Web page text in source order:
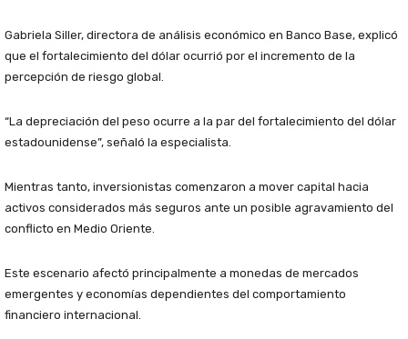
Gabriela Siller, directora de análisis económico en Banco Base, explicó
que el fortalecimiento del dólar ocurrió por el incremento de la
percepción de riesgo global.
“La depreciación del peso ocurre a la par del fortalecimiento del dólar
estadounidense”, señaló la especialista.
Mientras tanto, inversionistas comenzaron a mover capital hacia
activos considerados más seguros ante un posible agravamiento del
conflicto en Medio Oriente.
Este escenario afectó principalmente a monedas de mercados
emergentes y economías dependientes del comportamiento
financiero internacional.